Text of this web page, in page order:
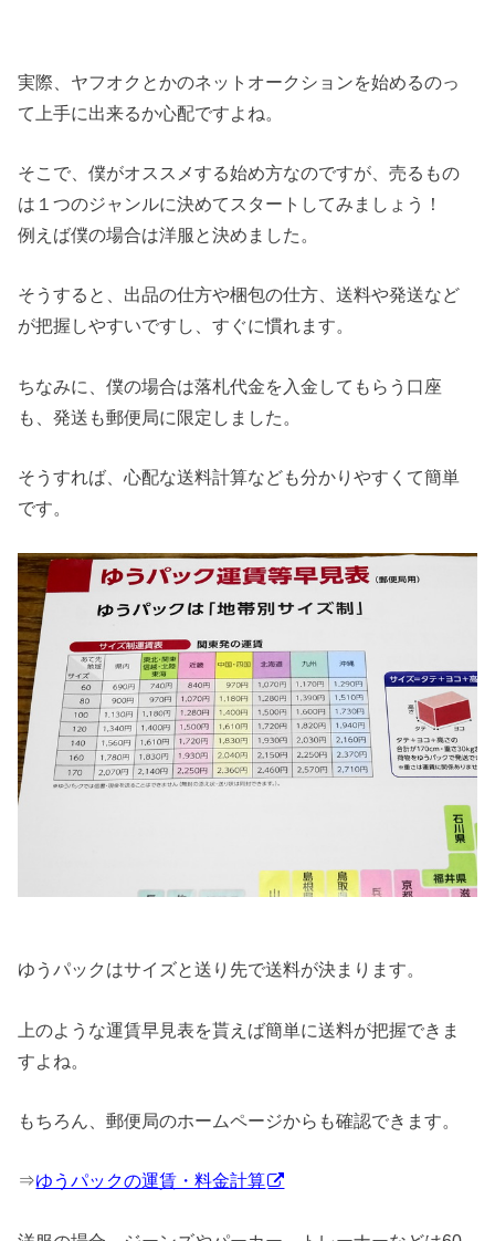
実際、ヤフオクとかのネットオークションを始めるのっ
て上手に出来るか心配ですよね。
そこで、僕がオススメする始め方なのですが、売るもの
は１つのジャンルに決めてスタートしてみましょう！
例えば僕の場合は洋服と決めました。
そうすると、出品の仕方や梱包の仕方、送料や発送など
が把握しやすいですし、すぐに慣れます。
ちなみに、僕の場合は落札代金を入金してもらう口座
も、発送も郵便局に限定しました。
そうすれば、心配な送料計算なども分かりやすくて簡単
です。
ゆうパックはサイズと送り先で送料が決まります。
上のような運賃早見表を貰えば簡単に送料が把握できま
すよね。
もちろん、郵便局のホームページからも確認できます。
⇒ゆうパックの運賃・料金計算